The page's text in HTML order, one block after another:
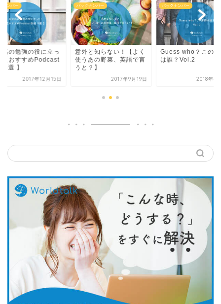
ナンバー
と知らない！【よく
あの野菜、英語で言
？】
2017年9月19日
バックナンバー
Guess who？この講師
は誰？Vol.2
2018年4月16日
バックナンバー
英会話の勉強の役に
た！【おすすめ
2017年12